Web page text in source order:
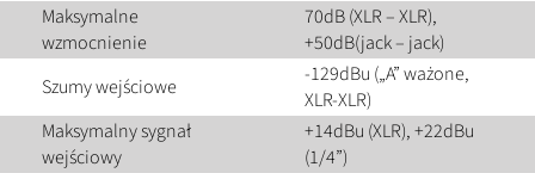
Maksymalne
wzmocnienie
70dB (XLR – XLR),
+50dB(jack – jack)
Szumy wejściowe
-129dBu („A” ważone,
XLR-XLR)
Maksymalny sygnał
wejściowy
+14dBu (XLR), +22dBu
(1/4”)